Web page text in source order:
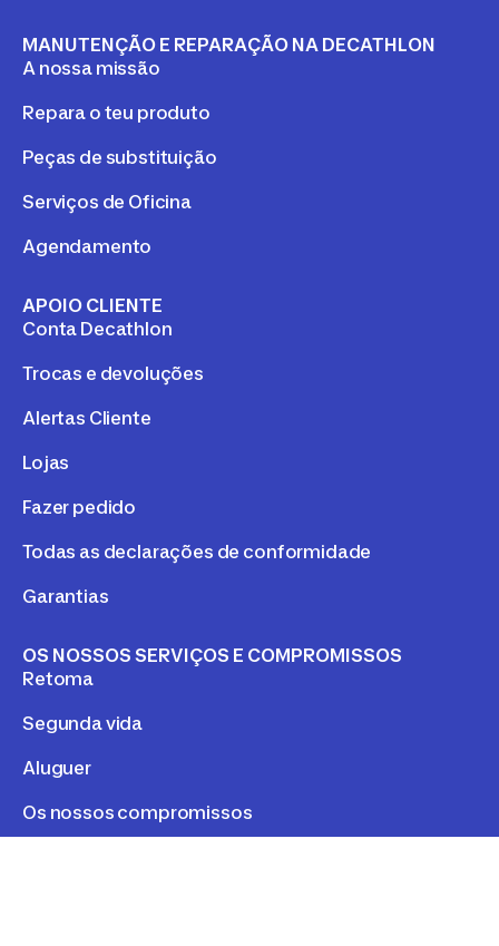
MANUTENÇÃO E REPARAÇÃO NA DECATHLON
A nossa missão
Repara o teu produto
Peças de substituição
Serviços de Oficina
Agendamento
APOIO CLIENTE
Conta Decathlon
Trocas e devoluções
Alertas Cliente
Lojas
Fazer pedido
Todas as declarações de conformidade
Garantias
OS NOSSOS SERVIÇOS E COMPROMISSOS
Retoma
Segunda vida
Aluguer
Os nossos compromissos